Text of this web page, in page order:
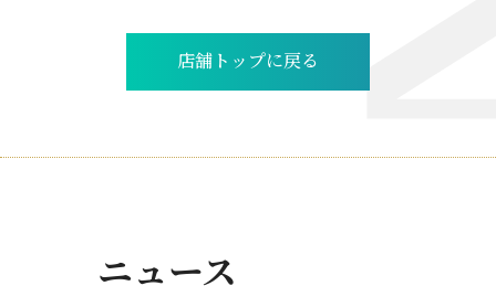
店舗トップに戻る
ニュース